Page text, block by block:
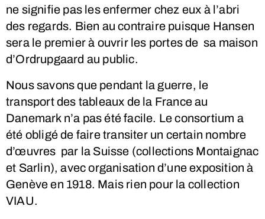
ne signifie pas les enfermer chez eux à l’abri
des regards. Bien au contraire puisque Hansen
sera le premier à ouvrir les portes de sa maison
d’Ordrupgaard au public.
Nous savons que pendant la guerre, le
transport des tableaux de la France au
Danemark n’a pas été facile. Le consortium a
été obligé de faire transiter un certain nombre
d’œuvres par la Suisse (collections Montaignac
et Sarlin), avec organisation d’une exposition à
Genève en 1918. Mais rien pour la collection
VIAU.